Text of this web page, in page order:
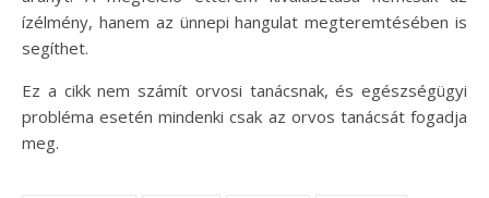
ízélmény, hanem az ünnepi hangulat megteremtésében is
segíthet.
Ez a cikk nem számít orvosi tanácsnak, és egészségügyi
probléma esetén mindenki csak az orvos tanácsát fogadja
meg.